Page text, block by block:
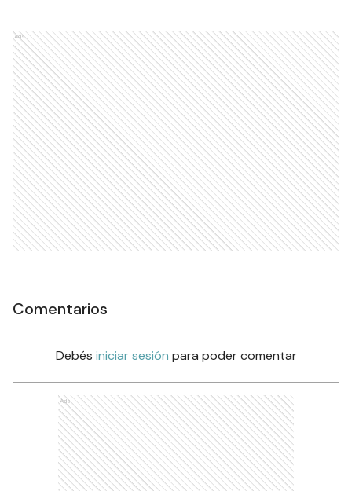
Ads
Comentarios
Debés iniciar sesión para poder comentar
Ads